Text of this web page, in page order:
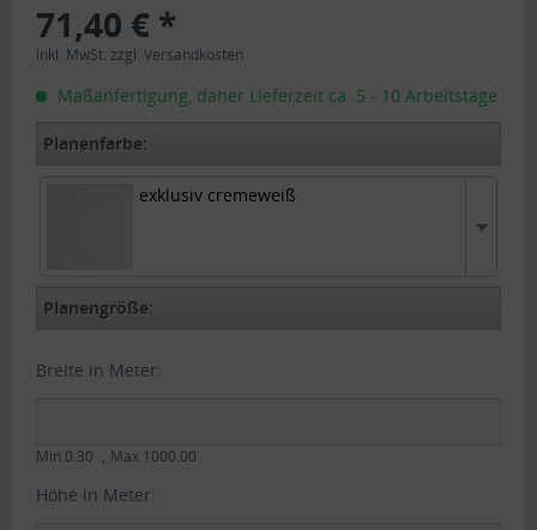
71,40 € *
inkl. MwSt. zzgl. Versandkosten
Maßanfertigung, daher Lieferzeit ca. 5 - 10 Arbeitstage
Planenfarbe:
exklusiv cremeweißexklusiv cremeweiß
Planengröße:
Breite in Meter:
Min.0.30 Max.1000.00
Höhe in Meter: